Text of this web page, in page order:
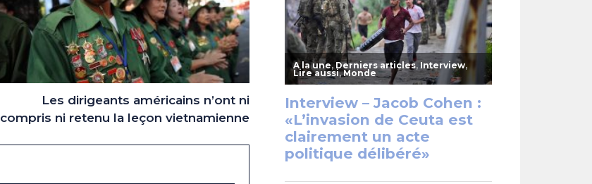
Les dirigeants américains n’ont ni
compris ni retenu la leçon vietnamienne